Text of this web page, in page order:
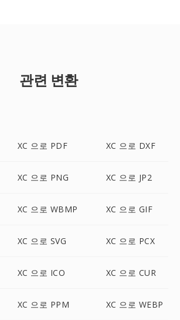
관련 변환
XC 으로 PDF XC 으로 DXF
XC 으로 PNG XC 으로 JP2
XC 으로 WBMP XC 으로 GIF
XC 으로 SVG XC 으로 PCX
XC 으로 ICO XC 으로 CUR
XC 으로 PPM XC 으로 WEBP